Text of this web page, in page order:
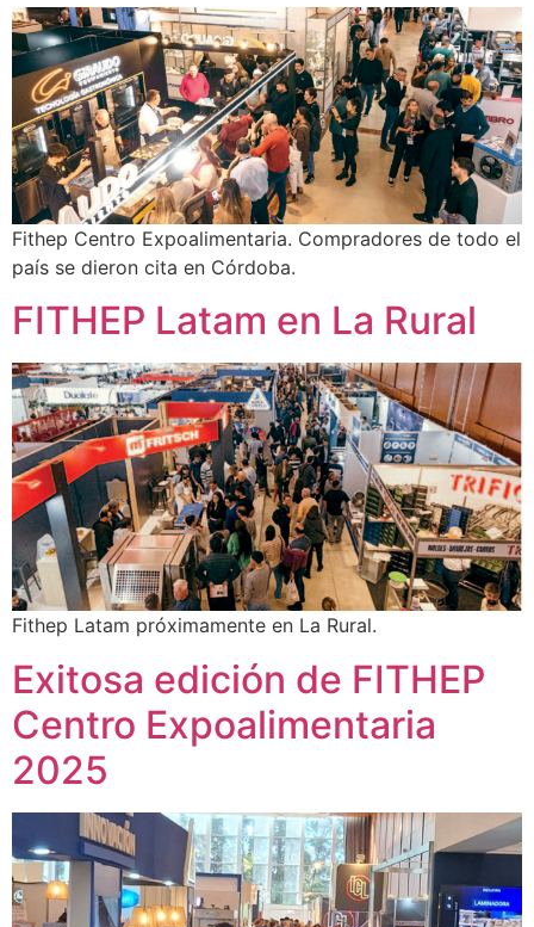
Fithep Centro Expoalimentaria. Compradores de todo el
país se dieron cita en Córdoba.
FITHEP Latam en La Rural
Fithep Latam próximamente en La Rural.
Exitosa edición de FITHEP
Centro Expoalimentaria
2025